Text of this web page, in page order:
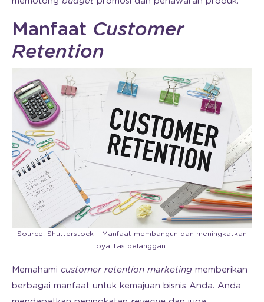
Manfaat Customer
Retention
Source: Shutterstock – Manfaat membangun dan meningkatkan
loyalitas pelanggan .
Memahami customer retention marketing memberikan
berbagai manfaat untuk kemajuan bisnis Anda. Anda